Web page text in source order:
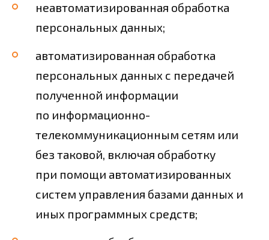
неавтоматизированная обработка
персональных данных;
автоматизированная обработка
персональных данных с передачей
полученной информации
по информационно-
телекоммуникационным сетям или
без таковой, включая обработку
при помощи автоматизированных
систем управления базами данных и
иных программных средств;